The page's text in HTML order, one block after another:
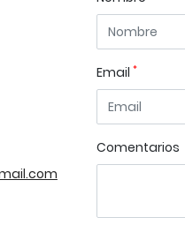
Email *
Comentarios